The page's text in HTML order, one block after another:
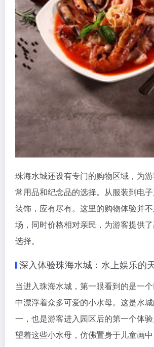
珠海水城还设有专门的购物区域，为
常用品和纪念品的选择。从服装到电
装饰，应有尽有。这里的购物体验并
场，同时价格相对亲民，为游客提供
选择。
深入体验珠海水城：水上娱乐的
当进入珠海水城，第一眼看到的是一
中漂浮着众多可爱的小水母。这是水
一，也是游客进入园区后的第一个体验
望着这些小水母，仿佛置身于儿童画